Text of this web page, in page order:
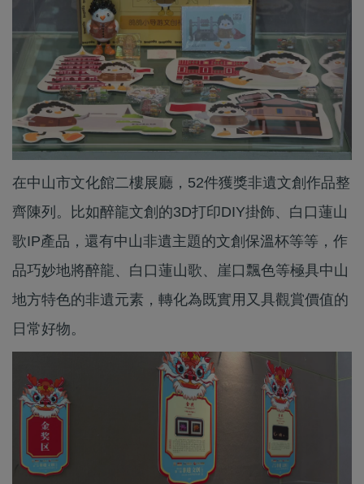
在中山市文化館二樓展廳，52件獲獎非遺文創作品整
齊陳列。比如醉龍文創的3D打印DIY掛飾、白口蓮山
歌IP產品，還有中山非遺主題的文創保溫杯等等，作
品巧妙地將醉龍、白口蓮山歌、崖口飄色等極具中山
地方特色的非遺元素，轉化為既實用又具觀賞價值的
日常好物。